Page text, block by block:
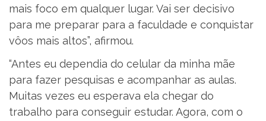
mais foco em qualquer lugar. Vai ser decisivo
para me preparar para a faculdade e conquistar
vôos mais altos”, afirmou.
“Antes eu dependia do celular da minha mãe
para fazer pesquisas e acompanhar as aulas.
Muitas vezes eu esperava ela chegar do
trabalho para conseguir estudar. Agora, com o